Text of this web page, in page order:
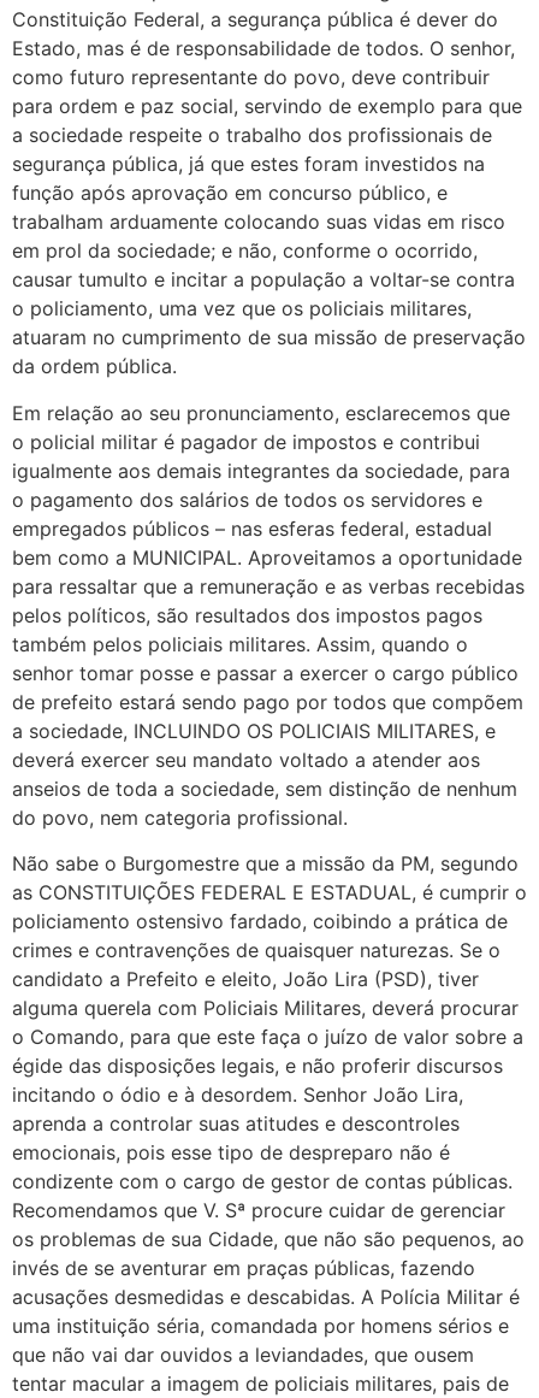
Constituição Federal, a segurança pública é dever do
Estado, mas é de responsabilidade de todos. O senhor,
como futuro representante do povo, deve contribuir
para ordem e paz social, servindo de exemplo para que
a sociedade respeite o trabalho dos profissionais de
segurança pública, já que estes foram investidos na
função após aprovação em concurso público, e
trabalham arduamente colocando suas vidas em risco
em prol da sociedade; e não, conforme o ocorrido,
causar tumulto e incitar a população a voltar-se contra
o policiamento, uma vez que os policiais militares,
atuaram no cumprimento de sua missão de preservação
da ordem pública.
Em relação ao seu pronunciamento, esclarecemos que
o policial militar é pagador de impostos e contribui
igualmente aos demais integrantes da sociedade, para
o pagamento dos salários de todos os servidores e
empregados públicos – nas esferas federal, estadual
bem como a MUNICIPAL. Aproveitamos a oportunidade
para ressaltar que a remuneração e as verbas recebidas
pelos políticos, são resultados dos impostos pagos
também pelos policiais militares. Assim, quando o
senhor tomar posse e passar a exercer o cargo público
de prefeito estará sendo pago por todos que compõem
a sociedade, INCLUINDO OS POLICIAIS MILITARES, e
deverá exercer seu mandato voltado a atender aos
anseios de toda a sociedade, sem distinção de nenhum
do povo, nem categoria profissional.
Não sabe o Burgomestre que a missão da PM, segundo
as CONSTITUIÇÕES FEDERAL E ESTADUAL, é cumprir o
policiamento ostensivo fardado, coibindo a prática de
crimes e contravenções de quaisquer naturezas. Se o
candidato a Prefeito e eleito, João Lira (PSD), tiver
alguma querela com Policiais Militares, deverá procurar
o Comando, para que este faça o juízo de valor sobre a
égide das disposições legais, e não proferir discursos
incitando o ódio e à desordem. Senhor João Lira,
aprenda a controlar suas atitudes e descontroles
emocionais, pois esse tipo de despreparo não é
condizente com o cargo de gestor de contas públicas.
Recomendamos que V. Sª procure cuidar de gerenciar
os problemas de sua Cidade, que não são pequenos, ao
invés de se aventurar em praças públicas, fazendo
acusações desmedidas e descabidas. A Polícia Militar é
uma instituição séria, comandada por homens sérios e
que não vai dar ouvidos a leviandades, que ousem
tentar macular a imagem de policiais militares, pais de